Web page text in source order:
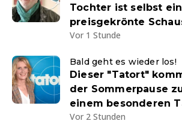
Tochter ist selbst
preisgekrönte
Vor 1 Stunde
Bald geht es wieder los!
Dieser "Tatort"
der Sommerpause
einem besonderen
Vor 2 Stunden